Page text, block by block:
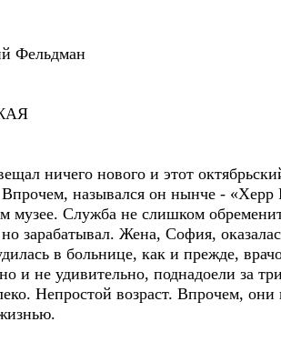
ничего нового и этот
назывался он нынче - «Херр
музее. Служба не слишком
зарабатывал. Жена, София,
в больнице, как и прежде,
и не удивительно, поднадоели за
Непростой возраст. Впрочем,